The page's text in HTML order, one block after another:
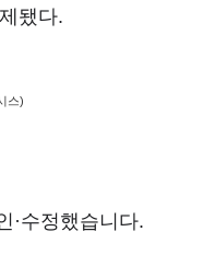
됐다.
스)
·수정했습니다.